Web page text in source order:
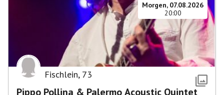
Morgen, 07.08.2026
20:00
Fischlein, 73
Pippo Pollina & Palermo Acoustic Quintet